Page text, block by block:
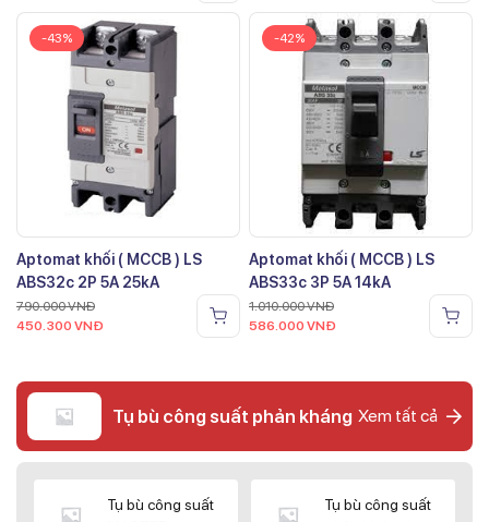
-43%
Aptomat khối ( MCCB ) LS
ABS32c 2P 5A 25kA
790.000VNĐ
450.300 VNĐ
-42%
Aptomat khối ( MCCB ) LS
ABS33c 3P 5A 14kA
1.010.000VNĐ
586.000 VNĐ
Tụ bù công suất phản kháng Xem tất cả
Tụ bù công suất
Tụ bù công suất